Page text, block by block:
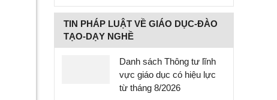
TIN PHÁP LUẬT VỀ GIÁO DỤC-ĐÀO
TẠO-DẠY NGHỀ
Danh sách Thông tư lĩnh
vực giáo dục có hiệu lực
từ tháng 8/2026